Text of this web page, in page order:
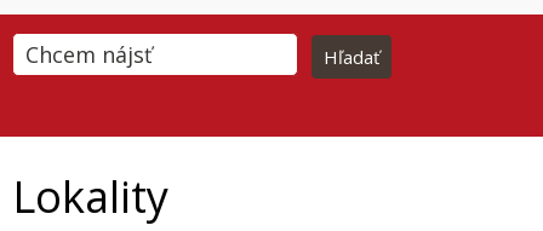
Lokality